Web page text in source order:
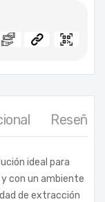
Reseñas
ideal para
con un ambiente
de extracción